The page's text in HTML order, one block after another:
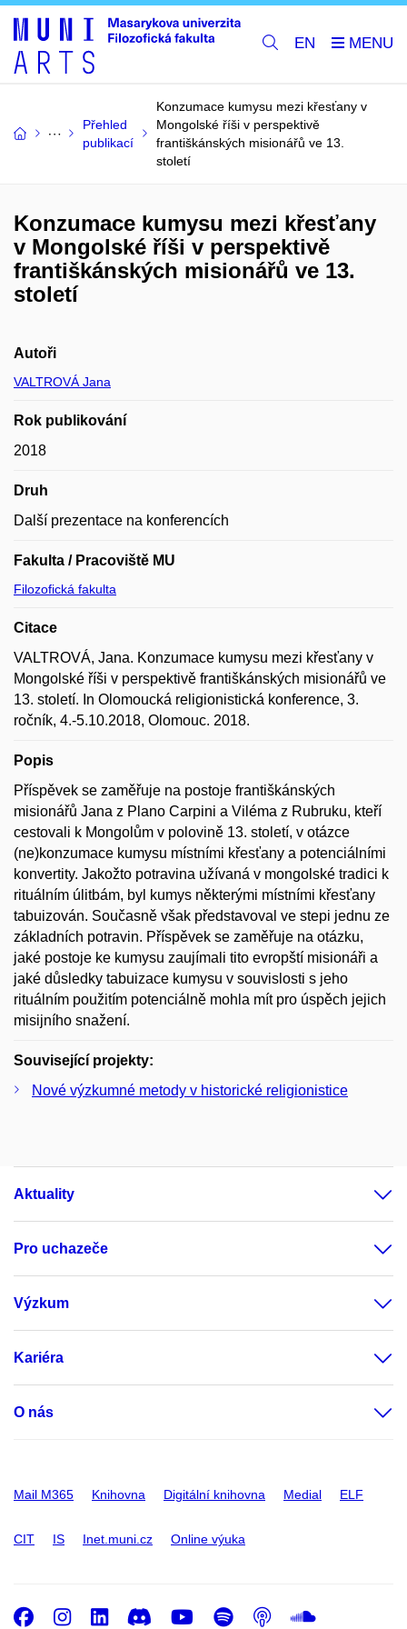
EN
Přehled
publikací
Konzumace kumysu mezi křesťany v
Mongolské říši v perspektivě
františkánských misionářů ve 13.
století
Konzumace kumysu mezi křesťany
v Mongolské říši v perspektivě
františkánských misionářů ve 13.
století
Autoři
VALTROVÁ Jana
Rok publikování
2018
Druh
Další prezentace na konferencích
Fakulta / Pracoviště MU
Filozofická fakulta
Citace
VALTROVÁ, Jana. Konzumace kumysu mezi křesťany v
Mongolské říši v perspektivě františkánských misionářů ve
13. století. In Olomoucká religionistická konference, 3.
ročník, 4.-5.10.2018, Olomouc. 2018.
Popis
Příspěvek se zaměřuje na postoje františkánských
misionářů Jana z Plano Carpini a Viléma z Rubruku, kteří
cestovali k Mongolům v polovině 13. století, v otázce
(ne)konzumace kumysu místními křesťany a potenciálními
konvertity. Jakožto potravina užívaná v mongolské tradici k
rituálním úlitbám, byl kumys některými místními křesťany
tabuizován. Současně však představoval ve stepi jednu ze
základních potravin. Příspěvek se zaměřuje na otázku,
jaké postoje ke kumysu zaujímali tito evropští misionáři a
jaké důsledky tabuizace kumysu v souvislosti s jeho
rituálním použitím potenciálně mohla mít pro úspěch jejich
misijního snažení.
Související projekty:
Nové výzkumné metody v historické religionistice
Aktuality
Pro uchazeče
Výzkum
Kariéra
O nás
Mail M365 Knihovna Digitální knihovna Medial ELF
CIT IS Inet.muni.cz Online výuka
Facebook
Instagram
LinkedIn
DiscordYoutube
Spotify
Podcast